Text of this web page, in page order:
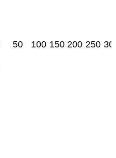
50 100 150 200 250